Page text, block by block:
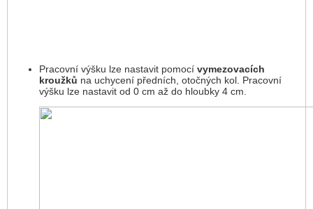
Pracovní výšku lze nastavit pomocí vymezovacích
kroužků na uchycení předních, otočných kol. Pracovní
výšku lze nastavit od 0 cm až do hloubky 4 cm.